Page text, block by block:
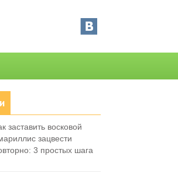
заставить восковой
зацвести
3 простых шага